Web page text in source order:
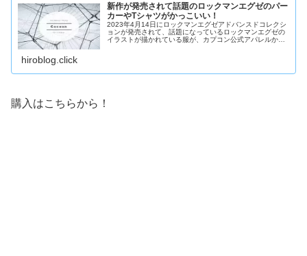
新作が発売されて話題のロックマンエグゼのパー
カーやTシャツがかっこいい！
2023年4月14日にロックマンエグゼアドバンスドコレクシ
ョンが発売されて、話題になっているロックマンエグゼの
イラストが描かれている服が、カプコン公式アパレルから
hiroblog.click
購入はこちらから！